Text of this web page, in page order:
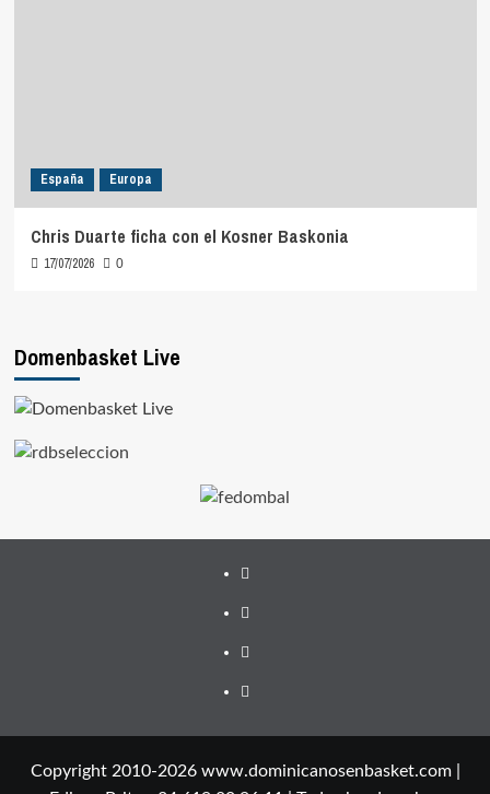
España Europa
Chris Duarte ficha con el Kosner Baskonia
17/07/2026 0
Domenbasket Live
Facebook
Twitter
Instagram
Youtube
Copyright 2010-2026 www.dominicanosenbasket.com |